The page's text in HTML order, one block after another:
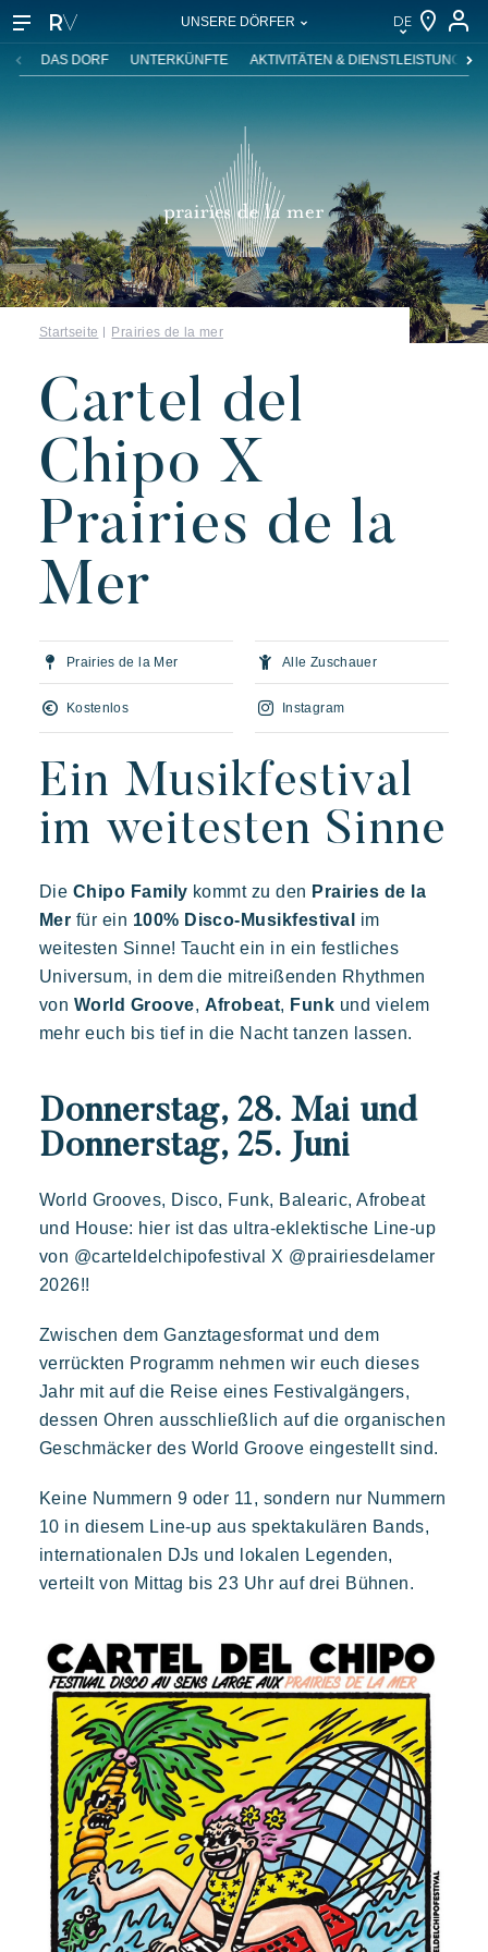
DE
DE
UNSERE DÖRFER
Unsere Dörfer
Prairies de la mer
Abwechslungsreich Fröhlich Unvergesslich
Polynesisch inspirierte Lodges, ein atemberaubender Blick auf
Saint Tropez, eine außergewöhnliche Lage.
Kon Tiki
Eine idyllische Umgebung am Fuße des berühmten Strandes
von Pampelonne
Toison d'or
Elegant Authentisch Vertraulich
Ein wildes Paradies mit tausend Farben
Ein urlaub mit Riviera Villages
Die Riviera erleben
Ihr nächster Urlaub
Mit der Familie genießen
Aufenthalt voller entspannung
Veranstaltungen & Feste
Die Riviera Villages App
Unsere Angebote
Buchen
DAS DORF UNTERKÜNFTE AKTIVITÄTEN & DIENSTLEISTUNGEN
Startseite Prairies de la mer
Cartel del
Chipo X
Prairies de la
Mer
Prairies de la Mer Alle Zuschauer
Kostenlos Instagram
Ein Musikfestival
im weitesten Sinne
Die Chipo Family kommt zu den Prairies de la
Mer für ein 100% Disco-Musikfestival
im
weitesten Sinne! Taucht ein in ein festliches
Universum, in dem die mitreißenden Rhythmen
von World Groove, Afrobeat, Funk und vielem
mehr euch bis tief in die Nacht tanzen lassen.
Donnerstag, 28. Mai und
Donnerstag, 25. Juni
World Grooves, Disco, Funk, Balearic, Afrobeat
und House: hier ist das ultra-eklektische Line-up
von @carteldelchipofestival X @prairiesdelamer
2026!!
Zwischen dem Ganztagesformat und dem
verrückten Programm nehmen wir euch dieses
Jahr mit auf die Reise eines Festivalgängers,
dessen Ohren ausschließlich auf die organischen
Geschmäcker des World Groove eingestellt sind.
Keine Nummern 9 oder 11, sondern nur Nummern
10 in diesem Line-up aus spektakulären Bands,
internationalen DJs und lokalen Legenden,
verteilt von Mittag bis 23 Uhr auf drei Bühnen.